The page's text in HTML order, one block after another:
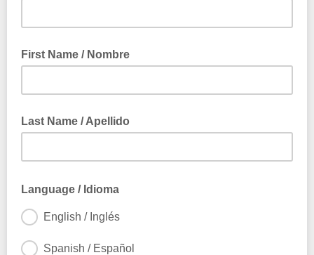
First Name / Nombre
Last Name / Apellido
Language / Idioma
English / Inglés
Spanish / Español